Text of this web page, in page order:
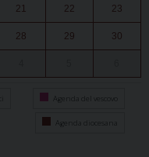
21 22 23
28 29 30
Agenda del vescovo
Agenda diocesana